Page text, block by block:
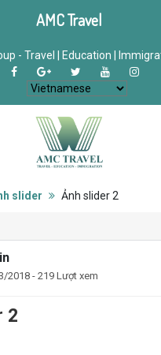
- Travel | Education |
slider Ảnh slider 2
2018 - 219 Lượt xem
2
AMC Travel